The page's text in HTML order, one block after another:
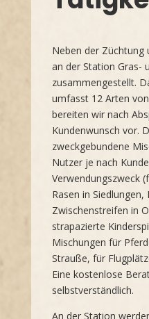
Neben der Züchtung
an der Station Gras-
zusammengestellt.
umfasst 12 Arten
bereiten wir nach
Kundenwunsch vor.
zweckgebundene
Nutzer je nach
Verwendungszweck
Rasen in Siedlungen,
Zwischenstreifen in
strapazierte
Mischungen für
Strauße, für
Eine kostenlose
selbstverständlich.
An der Station